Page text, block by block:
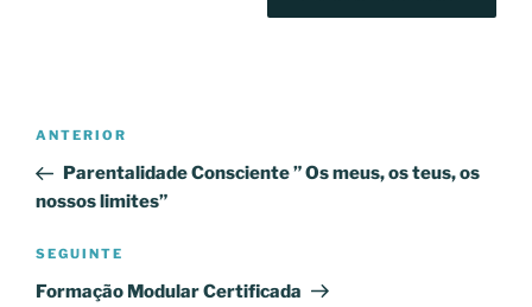
Navegação
artigos
Conteúdo
anterior
ANTERIOR
Parentalidade Consciente ” Os meus, os teus, os
nossos limites”
Conteúdo
seguinte
SEGUINTE
Formação Modular Certificada